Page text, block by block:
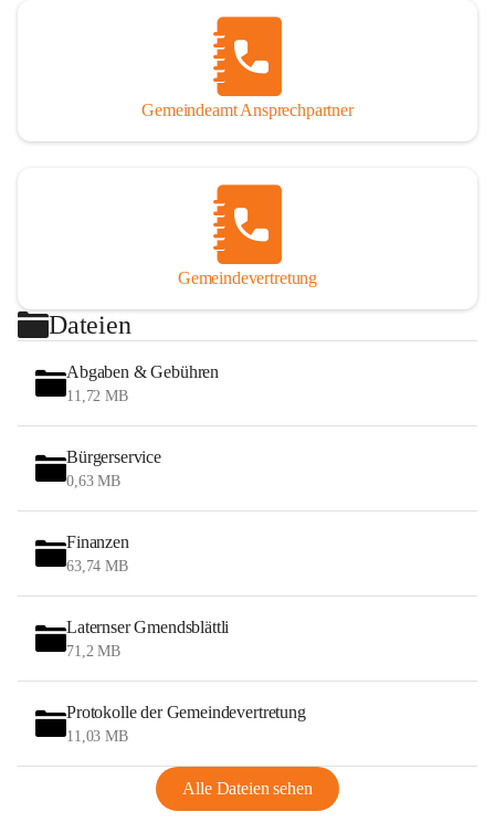
Gemeindeamt Ansprechpartner
Gemeindevertretung
Dateien
Abgaben & Gebühren
11,72 MB
Bürgerservice
0,63 MB
Finanzen
63,74 MB
Laternser Gmendsblättli
71,2 MB
Protokolle der Gemeindevertretung
11,03 MB
Alle Dateien sehen